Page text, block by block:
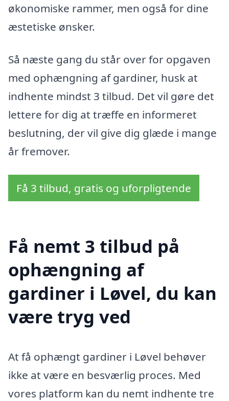
økonomiske rammer, men også for dine
æstetiske ønsker.
Så næste gang du står over for opgaven
med ophængning af gardiner, husk at
indhente mindst 3 tilbud. Det vil gøre det
lettere for dig at træffe en informeret
beslutning, der vil give dig glæde i mange
år fremover.
Få 3 tilbud, gratis og uforpligtende
Få nemt 3 tilbud på
ophængning af
gardiner i Løvel, du kan
være tryg ved
At få ophængt gardiner i Løvel behøver
ikke at være en besværlig proces. Med
vores platform kan du nemt indhente tre